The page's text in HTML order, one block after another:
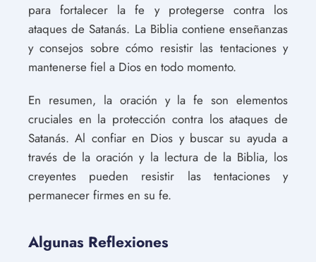
para fortalecer la fe y protegerse contra los
ataques de Satanás. La Biblia contiene enseñanzas
y consejos sobre cómo resistir las tentaciones y
mantenerse fiel a Dios en todo momento.
En resumen, la oración y la fe son elementos
cruciales en la protección contra los ataques de
Satanás. Al confiar en Dios y buscar su ayuda a
través de la oración y la lectura de la Biblia, los
creyentes pueden resistir las tentaciones y
permanecer firmes en su fe.
Algunas Reflexiones